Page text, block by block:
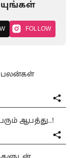
FOLLOW
பலன்கள்
ஆபத்து..!